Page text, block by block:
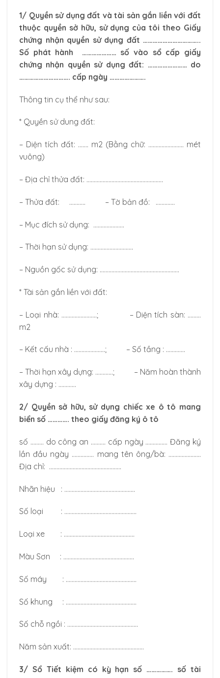
1/ Quyền sử dụng đất và tài sản gắn liền với đất
thuộc quyền sở hữu, sử dụng của tôi theo Giấy
chứng nhận quyền sử dụng đất ……………………………..
Số phát hành ………………… số vào sổ cấp giấy
chứng nhận quyền sử dụng đất: …………………… do
…………………………. cấp ngày ………………….
Thông tin cụ thể như sau:
* Quyền sử dung đất:
– Diện tích đất: ……. m2 (Bằng chữ: …………………… mét
vuông)
– Địa chỉ thửa đất: …………………………………………….
– Thửa đất: ……….. – Tờ bản đồ: ………….
– Mục đích sử dụng: …………………
– Thời hạn sử dụng: ………………………..
– Nguồn gốc sử dụng: ………………………………………………
* Tài sản gắn liền với đất:
– Loại nhà: ……………………; – Diện tích sàn: ………
m2
– Kết cấu nhà : …………………; – Số tầng : ………….
– Thời hạn xây dựng: …………; – Năm hoàn thành
xây dựng : …………
2/ Quyền sở hữu, sử dụng chiếc xe ô tô mang
biển số …………. theo giấy đăng ký ô tô
số ……… do công an ………. cấp ngày …………… Đăng ký
lần đầu ngày …………… mang tên ông/bà: ………………….
Địa chỉ: ………………………………………….
Nhãn hiệu : …………………………………………
Số loại : ………………………………………….
Loại xe : …………………………………………
Màu Sơn : …………………………………………
Số máy : …………………………………………
Số khung : …………………………………………
Số chỗ ngồi : …………………………………………
Năm sản xuất: …………………………………………
3/ Sổ Tiết kiệm có kỳ hạn số ……………. số tài